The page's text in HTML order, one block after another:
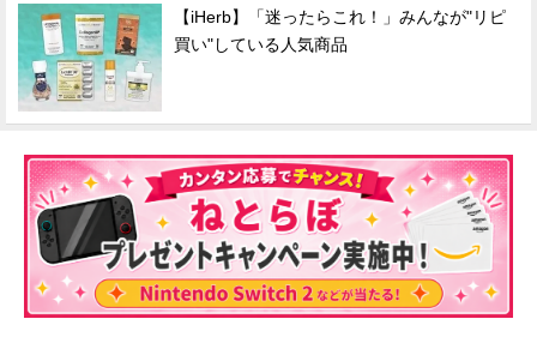
【iHerb】「迷ったらこれ！」みんなが"リピ
買い"している人気商品